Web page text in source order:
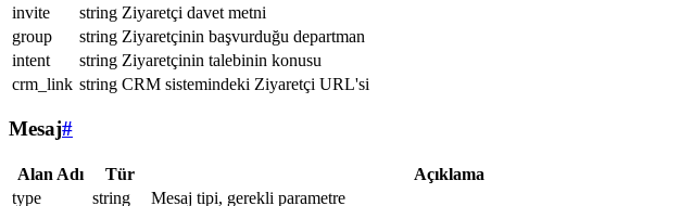
invite
string Ziyaretçi davet metni
group
string Ziyaretçinin başvurduğu departman
intent
string Ziyaretçinin talebinin konusu
crm_link string CRM sistemindeki Ziyaretçi URL'si
Mesaj#
Alan Adı Tür Açıklama
type
string Mesaj tipi, gerekli parametre